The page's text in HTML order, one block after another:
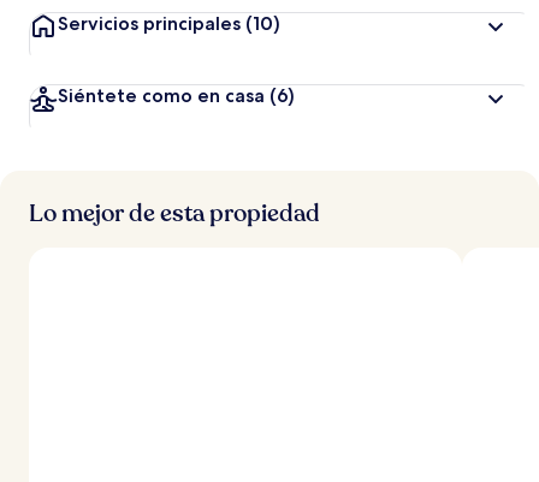
t
a
e
v
Servicios principales (10)
Siéntete como en casa (6)
Lo mejor de esta propiedad